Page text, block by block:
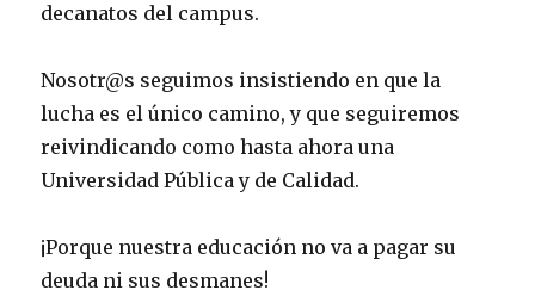
decanatos del campus.
Nosotr@s seguimos insistiendo en que la
lucha es el único camino, y que seguiremos
reivindicando como hasta ahora una
Universidad Pública y de Calidad.
¡Porque nuestra educación no va a pagar su
deuda ni sus desmanes!